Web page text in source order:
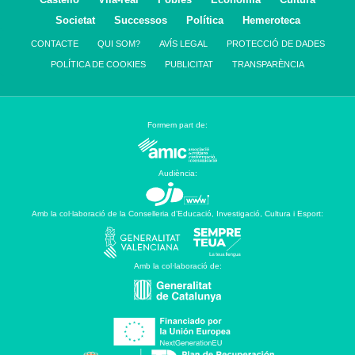
Societat
Successos Política Hemeroteca
CONTACTE QUI SOM? AVÍS LEGAL PROTECCIÓ DE DADES
POLÍTICA DE COOKIES PUBLICITAT TRANSPARÈNCIA
Formem part de:
Audiència:
Amb la col·laboració de la Conselleria d’Educació, Investigació, Cultura i Esport:
Amb la col·laboració de: